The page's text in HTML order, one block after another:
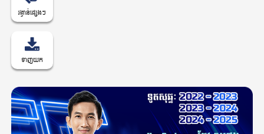
រង្វាន់ផ្សេងៗ
ទាញយក